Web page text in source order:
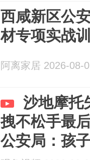
西咸新区公
材专项实战
阿离家居 2026-08-
沙地摩托
拽不松手最
公安局：孩